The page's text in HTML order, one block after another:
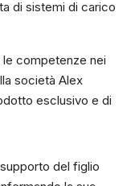
di sistemi di carico
competenze nei
società Alex
esclusivo e di
del figlio